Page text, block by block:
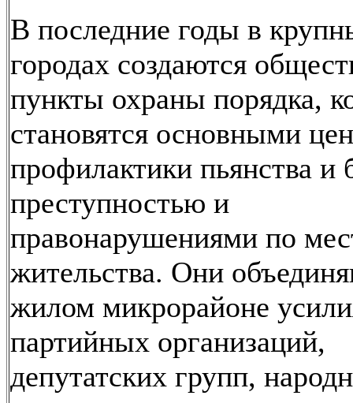
В последние годы в
городах создаются
пункты охраны порядка,
становятся основными
профилактики пьянства и
преступностью и
правонарушениями по
жительства. Они
жилом микрорайоне
партийных организаций,
депутатских групп,